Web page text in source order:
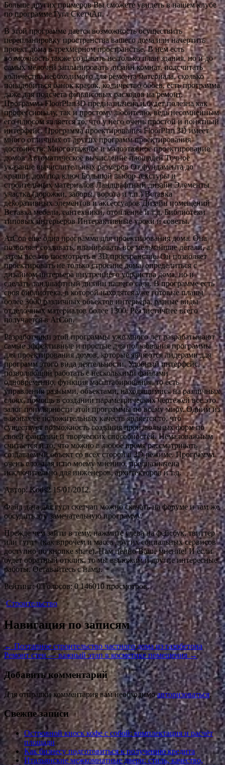
Больше других примеров Вы сможете увидеть в нашем клубе
по программе Гугл СкетчАп.
В этой программе дается возможность осуществить
перепланировку пространства вашего дома или начертить
проект дома в трехмерном пространстве. В нем есть
возможность также создавать не только план здания, но и до
самых мелочей запланировать дизайн комнат, подсчитать
количество необходимого для ремонта материала, сколько
понадобиться банок красок, количество обоев, есть программа
даже для подсчета финансовых расходов на ремонт.
Программа FloorPlan3D предназначена и будет полезна как
профессионалу, так и простому любителю, ведь несомненным
его плюсом является то, что у него очень простой и понятный
интерфейс. Программа проектирования FloorPlan 3D имеет
много отличных от других программ проектирования
достоинств: Многоэтажное и малоэтажное проектирование
домов Автоматическое вычисление площадей Точное
указание вычислительных размеров От фундамента до
крыши. дом под ключ Большой выбор текстуры и
строительных материалов Ландшафтный дизайн Элементы
участка (дорожки, заборы, ворота и т.п.) Вставка
декоративных элементов и аксессуаров Дизайн помещений
Вставка мебели, сантехники, отопление и т.д. Библиотеки
типовых интерьеров Интерактивные уроки и советы.
ArCon еще одна программа для проектирования дома. Она
позволяет создавать, планировать все мельчайшие детали, а
затем все это посмотреть в 3D пространстве. Он позволяет
проектировать не только строение дома, определиться с
дизайном интерьера внутреннего убранства дома, но и
сделать ландшафтный дизайн вашего сада. В программе есть
своя библиотека, в которой находятся уже готовые планы
более 3000 различных объектов интерьера, разные виды
отделочных материалов более 1300. Реалистичнее всего
получается в ArCon.
Разработчики этой программы уже много лет разрабатывают
самые эффективные и простые для пользования программы
для проектирования домов, которые являются лидерами для
программ этого вида деятельности. Удобный интерфейс,
позволяющий работать с несколькими файлами
одновременно, функция масштабирования, то есть
управления разными, объектами, находящимися на различных
слоях, помощь в создании параметрических чертежей все это
залог популярности этой программы по всему миру. Одним из
важных ее положительных качеств является то, что
существует возможность создания произвольных форм по
своей фантазии и творческих способностей. Немаловажным
считается и то, что можно в любое время рассматривать
создаваемый объект со всех сторон в 3D режиме. Программа
очень сложная и по моему мнению, предназначена
исключительно для инженеров, архитекторов и т.д.
Автор: Kods2 15/01/2012.
Файл дача для гугл скетчап можно скачать на форуме и там же
обсудить эту замечательную программу.
Прежде чем зайти в тему, нажмите слева на фейсбук, твиттер
или гугл+ (как впрочем и масса других социальных сервисов
доступно по кнопке share). Нам ценно Ваше мнение! И если
будет обратный отклик, то мы выложим и другие интересные
работы. Оставайтесь с нами.
Рейтинг: 0 Голосов: 0 146010 просмотров.
Строительство
Навигация по записям
←Поэтапное строительство частного дома из газобетона
Ремонт стен — важный этап в косметике помещения →
Добавить комментарий
Для отправки комментария вам необходимоавторизоваться.
Свежие записи
Островной киоск кофе с собой: комплектация и расчёт
площади
Как бизнесу подготовиться к получению кредита
Итальянские межкомнатные двери: стиль, качество,